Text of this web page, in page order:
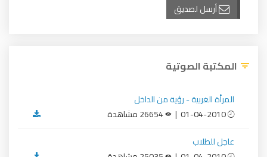
أرسل لصديق
المكتبة الصوتية
المرأة الغربية - رؤية من الداخل
عاجل للطلاب